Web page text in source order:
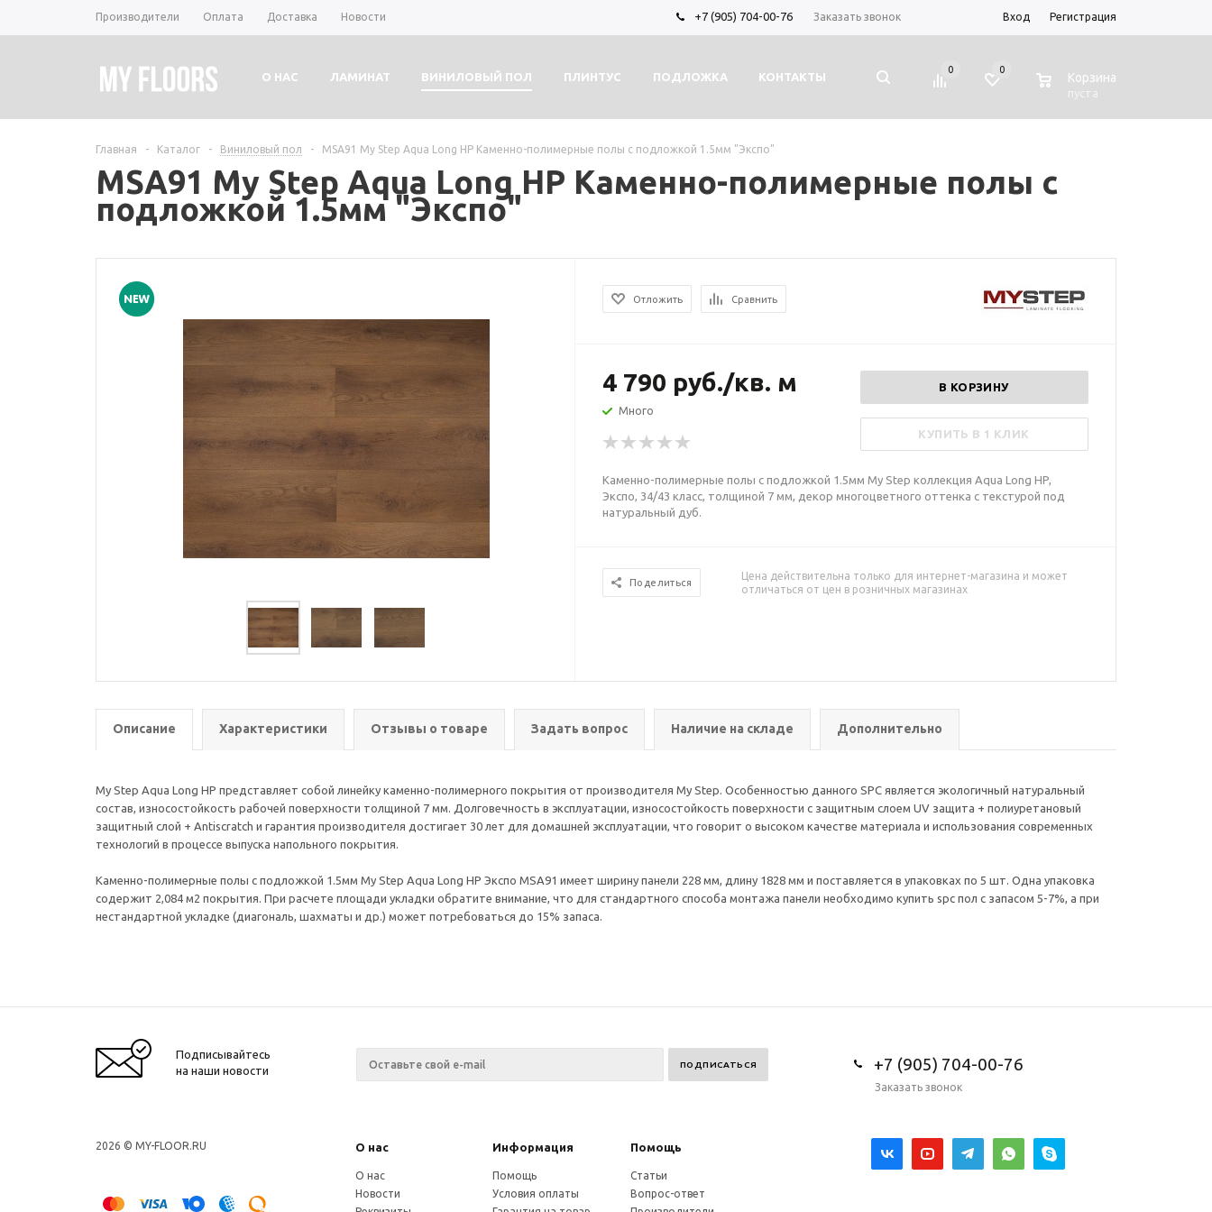
Производители Оплата Доставка Новости +7 (905) 704-00-76 Заказать звонок Вход Регистрация
О НАС ЛАМИНАТ ВИНИЛОВЫЙ ПОЛ ПЛИНТУС ПОДЛОЖКА КОНТАКТЫ
0 0
Корзина
пуста
Главная - Каталог - Виниловый пол - MSA91 My Step Aqua Long HP Каменно-полимерные полы с подложкой 1.5мм "Экспо"
MSA91 My Step Aqua Long HP Каменно-полимерные полы с
подложкой 1.5мм "Экспо"
Отложить Сравнить
4 790 руб./кв. м
Много
В КОРЗИНУ
КУПИТЬ В 1 КЛИК
Каменно-полимерные полы с подложкой 1.5мм My Step коллекция Aqua Long HP,
Экспо, 34/43 класс, толщиной 7 мм, декор многоцветного оттенка с текстурой под
натуральный дуб.
Поделиться
Цена действительна только для интернет-магазина и может
отличаться от цен в розничных магазинах
Описание Характеристики Отзывы о товаре Задать вопрос Наличие на складе Дополнительно
My Step Aqua Long HP представляет собой линейку каменно-полимерного покрытия от производителя My Step. Особенностью данного SPC является экологичный натуральный
состав, износостойкость рабочей поверхности толщиной 7 мм. Долговечность в эксплуатации, износостойкость поверхности с защитным слоем UV защита + полиуретановый
защитный слой + Antiscratch и гарантия производителя достигает 30 лет для домашней эксплуатации, что говорит о высоком качестве материала и использования современных
технологий в процессе выпуска напольного покрытия.
Каменно-полимерные полы с подложкой 1.5мм My Step Aqua Long HP Экспо MSA91 имеет ширину панели 228 мм, длину 1828 мм и поставляется в упаковках по 5 шт. Одна упаковка
содержит 2,084 м2 покрытия. При расчете площади укладки обратите внимание, что для стандартного способа монтажа панели необходимо купить spc пол с запасом 5-7%, а при
нестандартной укладке (диагональ, шахматы и др.) может потребоваться до 15% запаса.
Подписывайтесь
на наши новости
+7 (905) 704-00-76
Заказать звонок
2026 © MY-FLOOR.RU О нас Информация Помощь
О нас
Новости
Помощь
Условия оплаты
Статьи
Вопрос-ответ